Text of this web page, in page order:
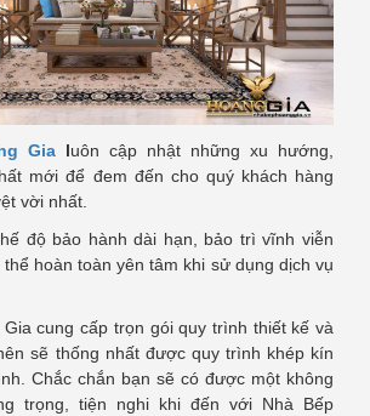
Gia luôn cập nhật những xu hướng,
mới để đem đến cho quý khách hàng
vời nhất.
độ bảo hành dài hạn, bảo trì vĩnh viễn
hoàn toàn yên tâm khi sử dụng dịch vụ
cung cấp trọn gói quy trình thiết kế và
sẽ thống nhất được quy trình khép kín
Chắc chắn bạn sẽ có được một không
trọng, tiện nghi khi đến với Nhà Bếp